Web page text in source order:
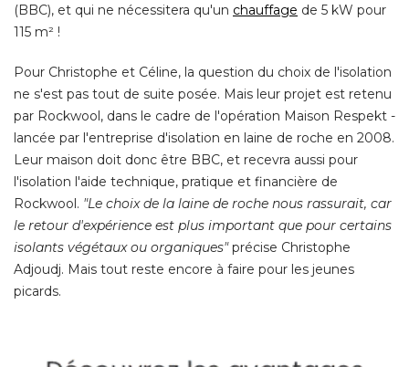
(BBC), et qui ne nécessitera qu'un chauffage de 5 kW pour
115 m² !
Pour Christophe et Céline, la question du choix de l'isolation
ne s'est pas tout de suite posée. Mais leur projet est retenu
par Rockwool, dans le cadre de l'opération Maison Respekt -
lancée par l'entreprise d'isolation en laine de roche en 2008.
Leur maison doit donc être BBC, et recevra aussi pour
l'isolation l'aide technique, pratique et financière de
Rockwool. "Le choix de la laine de roche nous rassurait, car
le retour d'expérience est plus important que pour certains
isolants végétaux ou organiques"précise Christophe
Adjoudj. Mais tout reste encore à faire pour les jeunes
picards.